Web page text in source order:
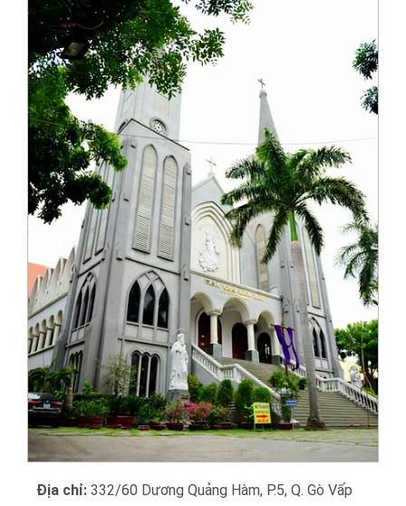
Địa chỉ: 332/60 Dương Quảng Hàm, P.5, Q. Gò Vấp